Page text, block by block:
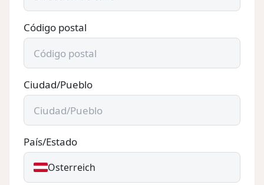
Código postal
Ciudad/Pueblo
País/Estado
Österreich